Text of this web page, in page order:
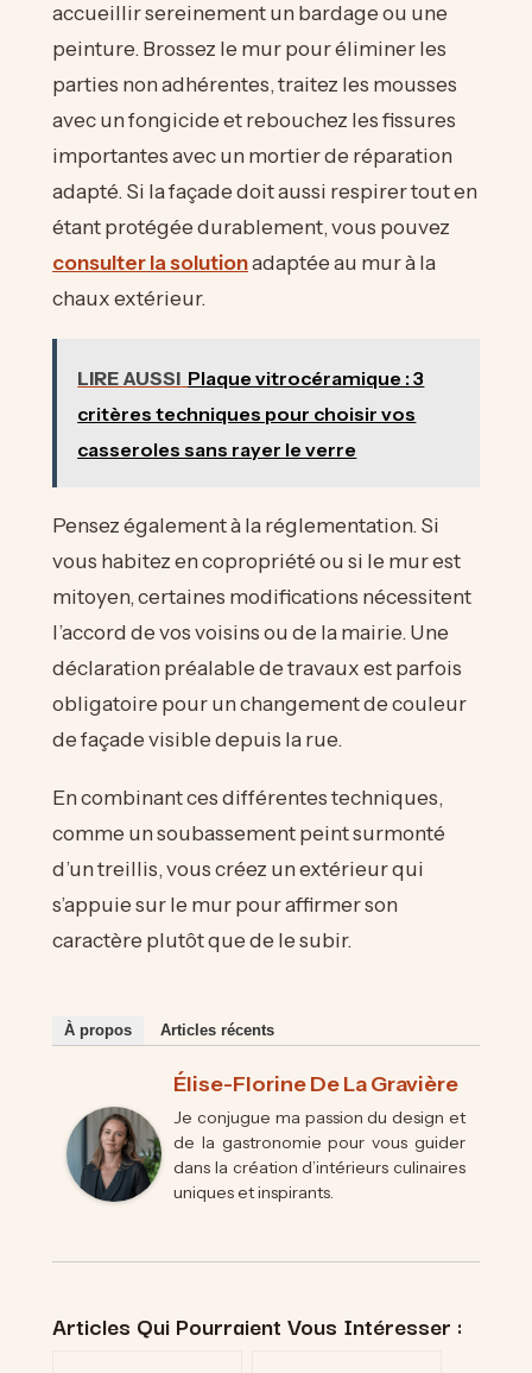
accueillir sereinement un bardage ou une
peinture. Brossez le mur pour éliminer les
parties non adhérentes, traitez les mousses
avec un fongicide et rebouchez les fissures
importantes avec un mortier de réparation
adapté. Si la façade doit aussi respirer tout en
étant protégée durablement, vous pouvez
consulter la solutionadaptée au mur à la
chaux extérieur.
LIRE AUSSI Plaque vitrocéramique : 3
critères techniques pour choisir vos
casseroles sans rayer le verre
Pensez également à la réglementation. Si
vous habitez en copropriété ou si le mur est
mitoyen, certaines modifications nécessitent
l’accord de vos voisins ou de la mairie. Une
déclaration préalable de travaux est parfois
obligatoire pour un changement de couleur
de façade visible depuis la rue.
En combinant ces différentes techniques,
comme un soubassement peint surmonté
d’un treillis, vous créez un extérieur qui
s’appuie sur le mur pour affirmer son
caractère plutôt que de le subir.
À propos Articles récents
Élise-Florine De La Gravière
Je conjugue ma passion du design et
de la gastronomie pour vous guider
dans la création d’intérieurs culinaires
uniques et inspirants.
Articles Qui Pourraient Vous Intéresser :